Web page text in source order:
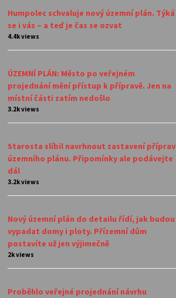
Humpolec schvaluje nový územní plán. Týká
se i vás – a teď je čas se ozvat
4.4k views
ÚZEMNÍ PLÁN: Město po veřejném
projednání mění přístup k přípravě. Jen na
místní části zatím nedošlo
3.2k views
Starosta slíbil navrhnout zastavení příprav
územního plánu. Připomínky ale podávejte
dál
3.2k views
Nový územní plán do detailu řídí, jak budou
vypadat domy i ploty. Přízemní dům
postavíte už jen výjimečně
2k views
Proběhlo veřejné projednání návrhu